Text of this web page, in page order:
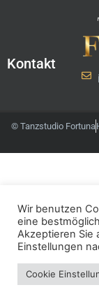
Kontakt
© Tanzstudio Fortuna
Wir benutzen
eine
Akzeptieren Sie
Einstellungen
Cookie